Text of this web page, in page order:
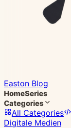
Easton Blog
HomeSeries
Categories
All Categories
Digitale Medien